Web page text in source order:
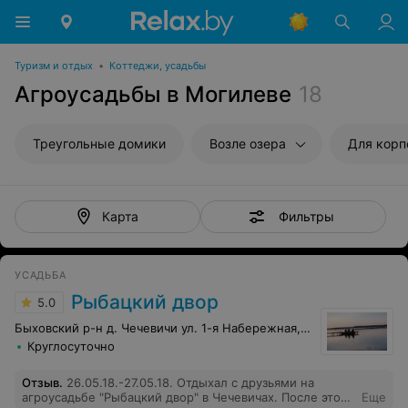
Туризм и отдых • Коттеджи, усадьбы
Агроусадьбы в Могилеве 18
Треугольные домики Возле озера Для
Карта Фильтры
УСАДЬБА
5.0 Рыбацкий двор
Быховский р-н д. Чечевичи ул. 1-я Набережная, 45
Круглосуточно
Отзыв. 26.05.18.-27.05.18. Отдыхал с друзьями на
агроусадьбе "Рыбацкий двор" в Чечевичах. После этого
Еще